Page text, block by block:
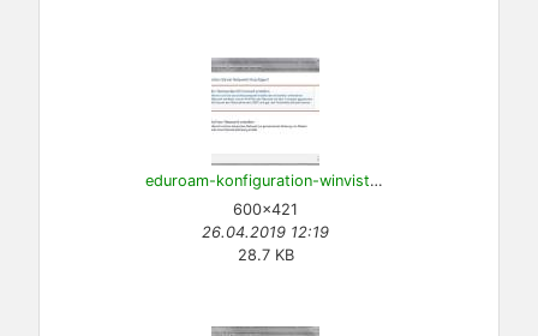
eduroam-konfiguration-winvista-2.jpg
600×421
26.04.2019 12:19
28.7 KB